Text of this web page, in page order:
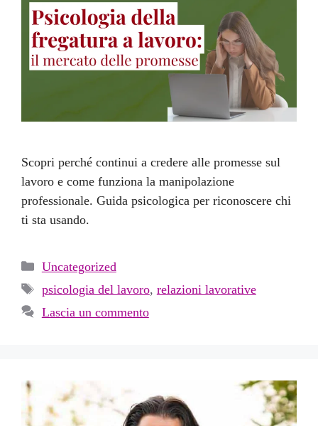
Scopri perché continui a credere alle promesse sul
lavoro e come funziona la manipolazione
professionale. Guida psicologica per riconoscere chi
ti sta usando.
Categorie
Uncategorized
Tag
psicologia del lavoro, relazioni lavorative
Lascia un commento